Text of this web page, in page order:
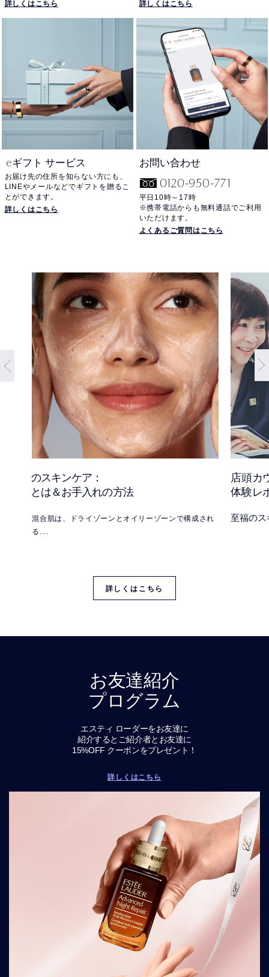
詳しくはこちら 詳しくはこちら
eギフト サービス
お届け先の住所を知らない方にも、
LINEやメールなどでギフトを贈るこ
とができます。
詳しくはこちら
お問い合わせ
0120-950-771
平日10時～17時
※携帯電話からも無料通話でご利用
いただけます。
よくあるご質問はこちら
混合肌のスキンケア：
混合肌とは＆お手入れの方法
混合肌は、ドライゾーンとオイリーゾーンで構成され
る
店頭カ
体験レ
至福のス
詳しくはこちら
お友達紹介
プログラム
エスティ ローダーをお友達に
紹介するとご紹介者とお友達に
15%OFF クーポンをプレゼント！
詳しくはこちら